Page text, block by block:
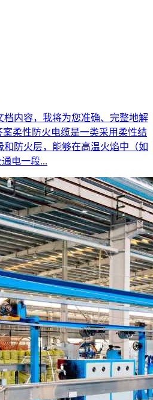
内容，我将为您准确、完整地解
柔性防火电缆是一类采用柔性结
防火层，能够在高温火焰中（如
电一段...